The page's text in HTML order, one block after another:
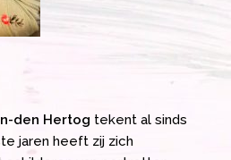
den Hertog tekent al sinds
jaren heeft zij zich